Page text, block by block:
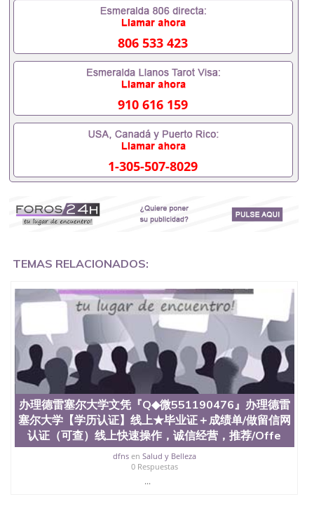
备证明材料，给父母及亲朋好友一份完美交代）；
2、雅思、托福，OFFER，在读证明，学生卡等留学
用到）。 注：上述材料，随时都可以安排办理，毕业
证成绩单，学校，专业，学位，毕业时间都可以根据
客户要求安排。 国内找工作假的毕业证可以用吗
551190476假的毕业证成绩单可以办学历认证吗
551190476要定居国外需要办理什么材料551190476
入职事业单位/国企假的毕业证会查吗551190476入职
国企/事业单位需要些什么材料551190476办理假毕业
证在国内能用吗, 挂科拿不到毕业证怎么办, 毕业证丢
了怎么办, 没有正常毕业怎么办理毕业证,没毕业可以
办学历认证吗,您是否因为中途辍学、挂科而没有正常
毕业551190476您是否因为递交材料不齐而被拒之门
教育部认证在校挂科了不想读了,成绩不理想毕不了业
怎么办551190476找工作没有文凭怎么办,怎么办理本
国外文凭551190476国外本科毕业证怎么办理
么办理 外假毕业证551190476哪里可以制作美国毕业
证551190476哪里可以办理澳洲毕业证551190476留
学生在哪里可以买假毕业证551190476哪里可以办理
加拿大毕业证551190476申请学校办理假的毕业证成
绩单可以吗551190476哪里可以办理水印成绩单
551190476哪里可以修改成绩单GPA分数551190476
假毕业证能查出来吗551190476假文凭网上能查到吗
551190476 如何拿到国外毕业证QQ微信551190476办
假大学毕业证QQ微信551190476国外毕业证去哪认证
QQ微信551190476找毕业证封皮QQ微信551190476国
外毕业证外壳定制QQ微信551190476快速代办国外毕
业证QQ微信551190476快速拿到国外文凭QQ微信
551190476国外留学文凭认证QQ微信551190476国外
文凭回国认证QQ微信551190476泰国文凭办理QQ微
信551190476法国留学回国证明QQ微信551190476 国
外烫金照片QQ微信551190476外国文凭在中国有用吗
806 533 423
910 616 159
1-305-507-8029
TEMAS RELACIONADOS:
办理德雷塞尔大学文凭『Q◆微551190476』办理德雷
塞尔大学【学历认证】线上★毕业证＋成绩单/做留信网
认证（可查）线上快速操作，诚信经营，推荐/Offe
dfnsen Salud y Belleza
0 Respuestas
...